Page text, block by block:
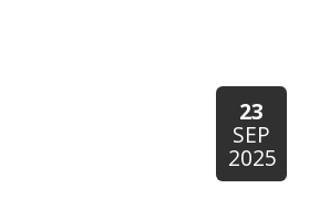
23
SEP
2025